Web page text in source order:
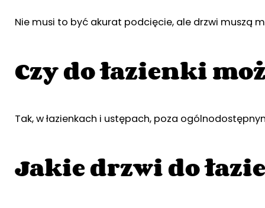
Nie musi to być akurat podcięcie, ale drzwi muszą
Czy do łazienki
Tak, w łazienkach i ustępach, poza
Jakie drzwi do